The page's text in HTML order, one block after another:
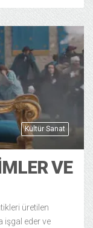
Kültür Sanat
VE
üretilen
işgal eder ve